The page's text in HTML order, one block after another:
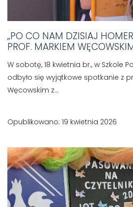
„PO CO NAM DZISIAJ
PROF. MARKIEM
W sobotę, 18 kwietnia br., w Szkole
odbyło się wyjątkowe spotkanie z
Węcowskim z...
Opublikowano: 19 kwietnia 2026